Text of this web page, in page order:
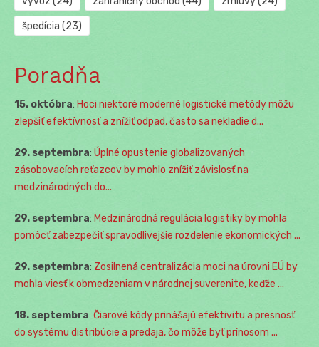
špedícia (23)
Poradňa
15. októbra: Hoci niektoré moderné logistické metódy môžu
zlepšiť efektívnosť a znížiť odpad, často sa nekladie d...
29. septembra: Úplné opustenie globalizovaných
zásobovacích reťazcov by mohlo znížiť závislosť na
medzinárodných do...
29. septembra: Medzinárodná regulácia logistiky by mohla
pomôcť zabezpečiť spravodlivejšie rozdelenie ekonomických ...
29. septembra: Zosilnená centralizácia moci na úrovni EÚ by
mohla viesť k obmedzeniam v národnej suverenite, keďže ...
18. septembra: Čiarové kódy prinášajú efektivitu a presnosť
do systému distribúcie a predaja, čo môže byť prínosom ...